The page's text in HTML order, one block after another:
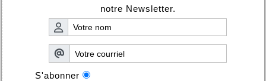
notre Newsletter.
S'abonner